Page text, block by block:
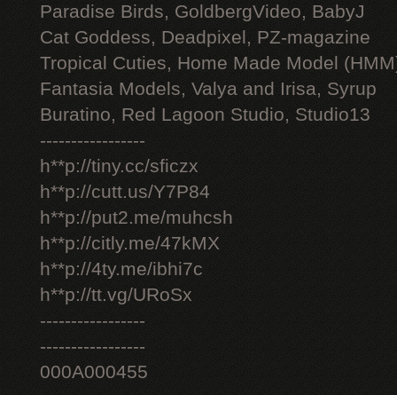
Paradise Birds, GoldbergVideo, BabyJ
Cat Goddess, Deadpixel, PZ-magazine
Tropical Cuties, Home Made Model
Fantasia Models, Valya and Irisa, Syrup
Buratino, Red Lagoon Studio, Studio13
-----------------
h**p://tiny.cc/sficzx
h**p://cutt.us/Y7P84
h**p://put2.me/muhcsh
h**p://citly.me/47kMX
h**p://4ty.me/ibhi7c
h**p://tt.vg/URoSx
-----------------
-----------------
000A000455